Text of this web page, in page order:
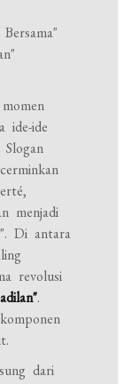
ide-ide
menjadi
Di antara
revolusi
.
dari